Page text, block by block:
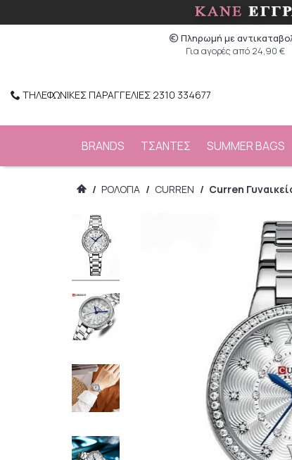
Πληρωμή με
Για αγορές από 24,90 €
ΤΗΛΕΦΩΝΙΚΕΣ ΠΑΡΑΓΓΕΛΙΕΣ 2310 334677
BRANDS ΤΣΑΝΤΕΣ SUMMER BAGS
/ ΡΟΛΟΓΙΑ / CURREN / Curren